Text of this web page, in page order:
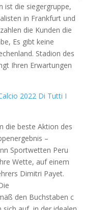
ist die siegergruppe,
in Frankfurt und
die Kunden die
Es gibt keine
Stadion des
Ihren Erwartungen
2022 Di Tutti I
die beste Aktion des
–
Sportwetten Peru
Wette, auf einem
Dimitri Payet.
den Buchstaben c